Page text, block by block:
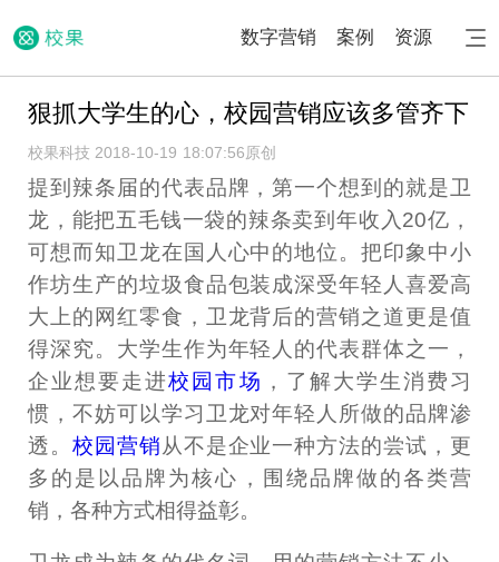
数字营销 案例 资源
狠抓大学生的心，校园营销应该多管齐下
校果科技 2018-10-19 18:07:56原创
提到辣条届的代表品牌，第一个想到的就是卫
龙，能把五毛钱一袋的辣条卖到年收入20亿，
可想而知卫龙在国人心中的地位。把印象中小
作坊生产的垃圾食品包装成深受年轻人喜爱高
大上的网红零食，卫龙背后的营销之道更是值
得深究。大学生作为年轻人的代表群体之一，
企业想要走进校园市场 ，了解大学生消费习
惯，不妨可以学习卫龙对年轻人所做的品牌渗
透。 校园营销从不是企业一种方法的尝试，更
多的是以品牌为核心，围绕品牌做的各类营
销，各种方式相得益彰。